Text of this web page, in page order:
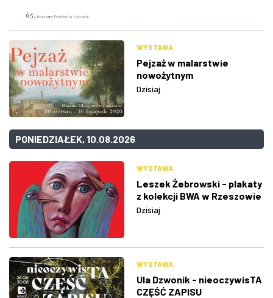
WYSTAWA
Pejzaż w malarstwie
nowożytnym
Dzisiaj
PONIEDZIAŁEK, 10.08.2026
WYSTAWA
Leszek Żebrowski - plakaty
z kolekcji BWA w Rzeszowie
Dzisiaj
WYSTAWA
Ula Dzwonik - nieoczywisTA
CZĘŚĆ ZAPISU